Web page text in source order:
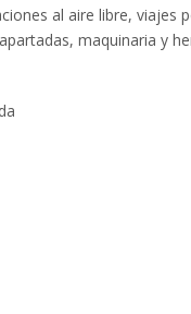
al aire libre,
maquinaria y